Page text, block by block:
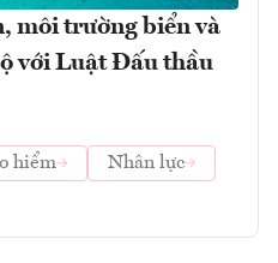
môi trường biển và
với Luật Đấu thầu
hiểm
Nhân lực